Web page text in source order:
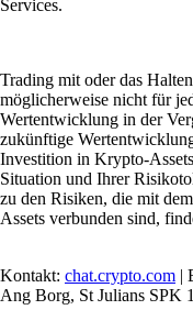
Services.
Trading mit oder das
möglicherweise nicht für
Wertentwicklung in der
zukünftige
Investition in Krypto-
Situation und Ihrer
zu den Risiken, die mit
Assets verbunden sind,
Kontakt: chat.crypto.com |
Ang Borg, St Julians SPK